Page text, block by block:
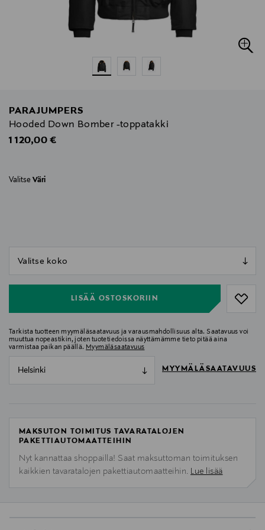
PARAJUMPERS
Hooded Down Bomber -toppatakki
Original Price
1 120,00 €
Valitse Väri
LISÄÄ OSTOSKORIIN
Tarkista tuotteen myymäläsaatavuus ja varausmahdollisuus alta. Saatavuus voi
muuttua nopeastikin, joten tuotetiedoissa näyttämämme tieto pitää aina
varmistaa paikan päällä. Myymäläsaatavuus
Helsinki MYYMÄLÄSAATAVUUS
MAKSUTON TOIMITUS TAVARATALOJEN
PAKETTIAUTOMAATTEIHIN
Nyt kannattaa shoppailla! Saat maksuttoman toimituksen
kaikkien tavaratalojen pakettiautomaatteihin. Lue lisää